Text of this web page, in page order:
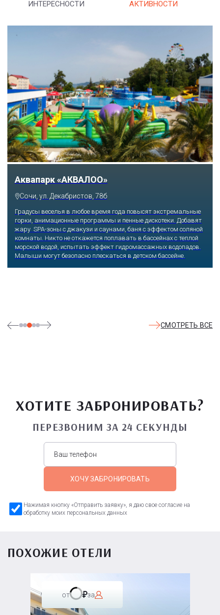
ИНТЕРЕСНОСТИ АКТИВНОСТИ
Тематический парк развлечений «Сочи
Парк»
Сочи, Олимпийский проспект, 21
Оказавшись здесь, словно попадаешь в сказку: встречаешь
любимых героев русского фольклора, получаешь возможность
сколько душе угодно кататься на аттракционах европейского
уровня. Гости участвуют в увлекательных квестах и творческих
СМОТРЕТЬ ВСЕ
ХОТИТЕ ЗАБРОНИРОВАТЬ?
ПЕРЕЗВОНИМ ЗА 24 СЕКУНДЫ
ХОЧУ ЗАБРОНИРОВАТЬ
Нажимая кнопку «Отправить заявку», я даю свое согласие на
обработку моих персональных данных
ПОХОЖИЕ ОТЕЛИ
от за